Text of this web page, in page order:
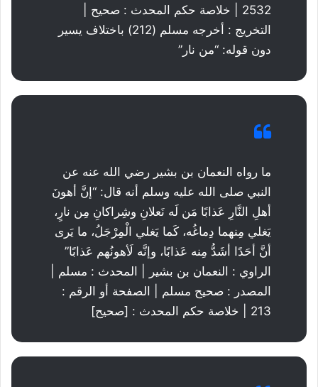
2532 | خلاصة حكم المحدث : صحيح |
التخريج : أخرجه مسلم (212) باختلاف يسير
دون قوله: “من نار”
ما رواه النعمان بن بشير رضي الله عنه عن
النبي صلى الله عليه وسلم أنه قال: “إنَّ أهونَ
أهلِ النَّارِ عَذابًا مَن لَه نَعلانِ وشِراكانِ مِن نارٍ،
يَغلي مِنهما دِماغُه، كَما يَغلي الْمِرْجَلُ، ما يَرى
أنَّ أحَدًا أشَدُّ مِنه عَذابًا، وإنَّه لَأهونُهم عَذابًا”
الراوي : النعمان بن بشير | المحدث : مسلم |
المصدر : صحيح مسلم | الصفحة أو الرقم :
213 | خلاصة حكم المحدث : [صحيح]